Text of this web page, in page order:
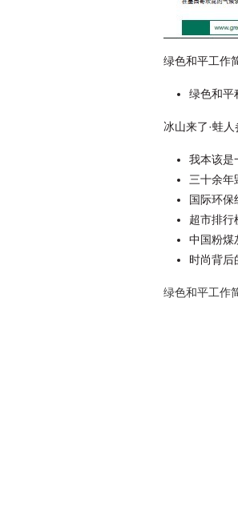
绿色和平工作
绿色和平
冰山来了·蛙
我本该是
三十余年
国际环
超市排
中国粉煤
时尚背后
绿色和平工作